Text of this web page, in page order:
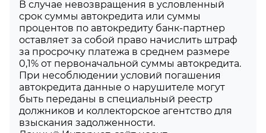
В случае невозвращения в условленный
срок суммы автокредита или суммы
процентов по автокредиту банк-партнер
оставляет за собой право начислить штраф
за просрочку платежа в среднем размере
0,1% от первоначальной суммы автокредита.
При несоблюдении условий погашения
автокредита данные о нарушителе могут
быть переданы в специальный реестр
должников и коллекторское агентство для
взыскания задолженности.